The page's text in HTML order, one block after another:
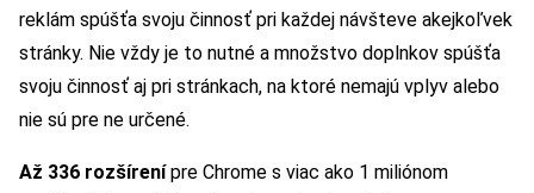
reklám spúšťa svoju činnosť pri každej návšteve akejkoľvek
stránky. Nie vždy je to nutné a množstvo doplnkov spúšťa
svoju činnosť aj pri stránkach, na ktoré nemajú vplyv alebo
nie sú pre ne určené.
Až 336 rozšírenípre Chrome s viac ako 1 miliónom